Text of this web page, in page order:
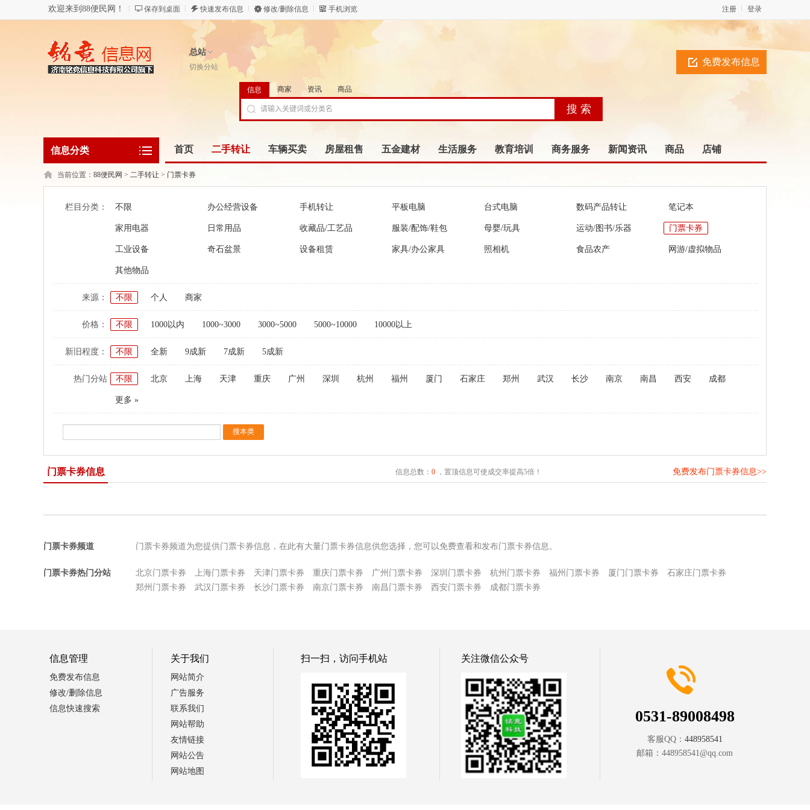
欢迎来到88便民网！ 保存到桌面 快速发布信息 修改/删除信息 手机浏览 登录
注册
总站
切换分站 免费发布信息
信息 商家 资讯 商品
信息分类 首页 二手转让 车辆买卖 房屋租售 五金建材 生活服务 教育培训 商务服务 新闻资讯 商品 店铺
当前位置： 88便民网 > 二手转让 > 门票卡券
栏目分类： 不限 办公经营设备 手机转让 平板电脑 台式电脑 数码产品转让 笔记本
家用电器 日常用品 收藏品/工艺品 服装/配饰/鞋包 母婴/玩具 运动/图书/乐器 门票卡券
工业设备 奇石盆景 设备租赁 家具/办公家具 照相机 食品农产 网游/虚拟物品
其他物品
来源： 不限 个人 商家
价格： 不限 1000以内 1000~3000 3000~5000 5000~10000 10000以上
新旧程度： 不限 全新 9成新 7成新 5成新
热门分站 不限 北京 上海 天津 重庆 广州 深圳 杭州 福州 厦门 石家庄 郑州 武汉 长沙 南京 南昌 西安 成都
更多 »
门票卡券信息 信息总数： 0，置顶信息可使成交率提高5倍！ 免费发布门票卡券信息>>
门票卡券频道 门票卡券频道为您提供门票卡券信息，在此有大量门票卡券信息供您选择，您可以免费查看和发布门票卡券信息。
门票卡券热门分站 北京门票卡券 上海门票卡券 天津门票卡券 重庆门票卡券 广州门票卡券 深圳门票卡券 杭州门票卡券 福州门票卡券 厦门门票卡券
石家庄门票卡券
郑州门票卡券
武汉门票卡券 长沙门票卡券 南京门票卡券 南昌门票卡券 西安门票卡券 成都门票卡券
信息管理
免费发布信息
修改/删除信息
信息快速搜索
关于我们
网站简介
广告服务
联系我们
网站帮助
友情链接
网站公告
网站地图
扫一扫，访问手机站 关注微信公众号
0531-89008498
客服QQ： 448958541
邮箱： 448958541@qq.com